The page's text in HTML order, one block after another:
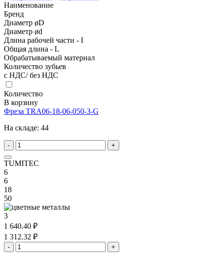
Наименование
Бренд
Диаметр øD
Диаметр ød
Длина рабочей части - I
Общая длина - L
Обрабатываемый материал
Количество зубьев
с НДС/ без НДС
Количество
В корзину
Фреза TRA06-18-06-050-3-G
На складе: 44
- +
TUMITEC
6
6
18
50
3
1 640.40 ₽
1 312.32 ₽
- +